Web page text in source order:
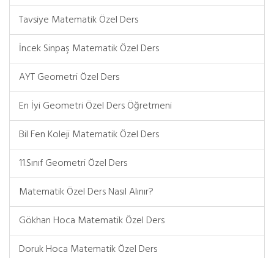
Tavsiye Matematik Özel Ders
İncek Sinpaş Matematik Özel Ders
AYT Geometri Özel Ders
En İyi Geometri Özel Ders Öğretmeni
Bil Fen Koleji Matematik Özel Ders
11.Sınıf Geometri Özel Ders
Matematik Özel Ders Nasıl Alınır?
Gökhan Hoca Matematik Özel Ders
Doruk Hoca Matematik Özel Ders